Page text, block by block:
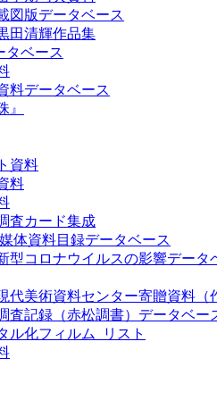
図版データベース
田清輝作品集
タベース
料データベース
』
資料
料
査カード集成
体資料目録データベース
型コロナウイルスの影響データ
代美術資料センター寄贈資料（
査記録（赤松調書）データベー
ル化フィルム_リスト